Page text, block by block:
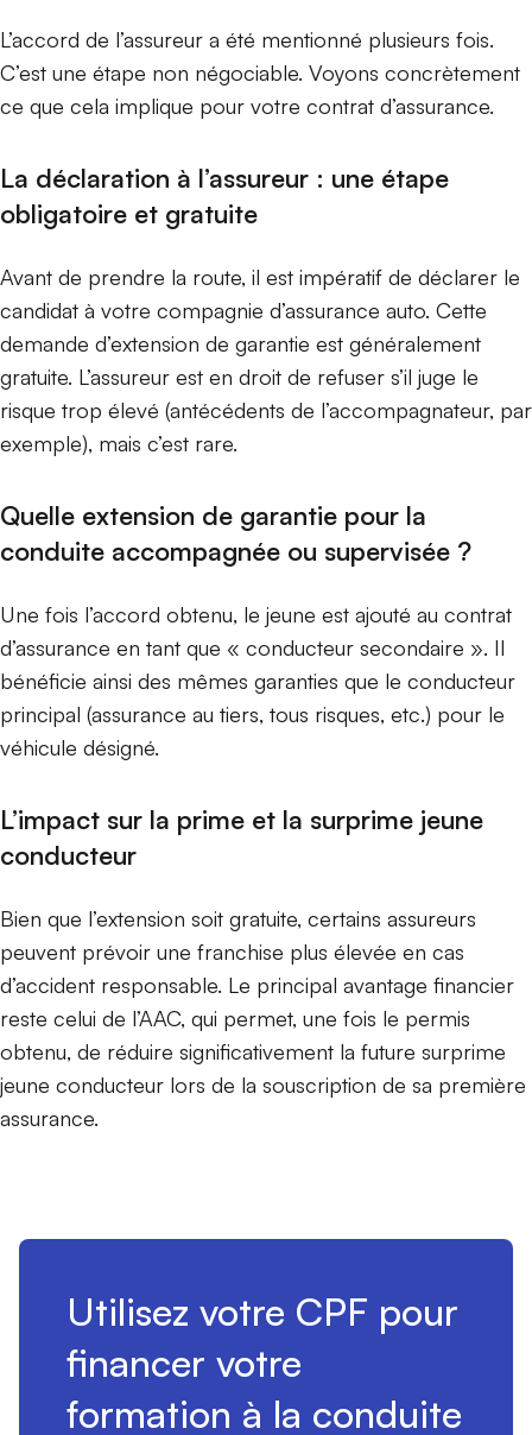
L’accord de l’assureur a été mentionné plusieurs fois.
C’est une étape non négociable. Voyons concrètement
ce que cela implique pour votre contrat d’assurance.
La déclaration à l’assureur : une étape
obligatoire et gratuite
Avant de prendre la route, il est impératif de déclarer le
candidat à votre compagnie d’assurance auto. Cette
demande d’extension de garantie est généralement
gratuite. L’assureur est en droit de refuser s’il juge le
risque trop élevé (antécédents de l’accompagnateur, par
exemple), mais c’est rare.
Quelle extension de garantie pour la
conduite accompagnée ou supervisée ?
Une fois l’accord obtenu, le jeune est ajouté au contrat
d’assurance en tant que « conducteur secondaire ». Il
bénéficie ainsi des mêmes garanties que le conducteur
principal (assurance au tiers, tous risques, etc.) pour le
véhicule désigné.
L’impact sur la prime et la surprime jeune
conducteur
Bien que l’extension soit gratuite, certains assureurs
peuvent prévoir une franchise plus élevée en cas
d’accident responsable. Le principal avantage financier
reste celui de l’AAC, qui permet, une fois le permis
obtenu, de réduire significativement la future surprime
jeune conducteur lors de la souscription de sa première
assurance.
Utilisez votre CPF pour
financer votre
formation à la conduite